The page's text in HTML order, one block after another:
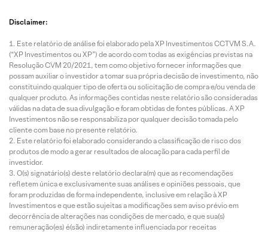
Disclaimer:
Este relatório de análise foi elaborado pela XP Investimentos CCTVM S.A.
(“XP Investimentos ou XP”) de acordo com todas as exigências previstas na
Resolução CVM 20/2021, tem como objetivo fornecer informações que
possam auxiliar o investidor a tomar sua própria decisão de investimento, não
constituindo qualquer tipo de oferta ou solicitação de compra e/ou venda de
qualquer produto. As informações contidas neste relatório são consideradas
válidas na data de sua divulgação e foram obtidas de fontes públicas. A XP
Investimentos não se responsabiliza por qualquer decisão tomada pelo
cliente com base no presente relatório.
Este relatório foi elaborado considerando a classificação de risco dos
produtos de modo a gerar resultados de alocação para cada perfil de
investidor.
O(s) signatário(s) deste relatório declara(m) que as recomendações
refletem única e exclusivamente suas análises e opiniões pessoais, que
foram produzidas de forma independente, inclusive em relação à XP
Investimentos e que estão sujeitas a modificações sem aviso prévio em
decorrência de alterações nas condições de mercado, e que sua(s)
remuneração(es) é(são) indiretamente influenciada por receitas